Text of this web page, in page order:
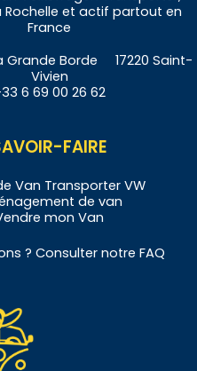
Rochelle et actif partout en
France
Borde 17220 Saint-
Vivien
6 69 00 26 62
FAIRE
Van Transporter VW
de van
mon Van
? Consulter notre FAQ